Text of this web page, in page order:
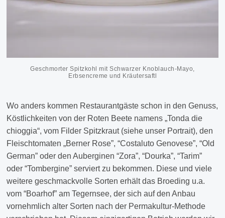
Geschmorter Spitzkohl mit Schwarzer Knoblauch-Mayo,
Erbsencreme und Kräutersaftl
Wo anders kommen Restaurantgäste schon in den Genuss,
Köstlichkeiten von der Roten Beete namens „Tonda die
chioggia“, vom Filder Spitzkraut (siehe unser Portrait), den
Fleischtomaten „Berner Rose”, “Costaluto Genovese”, “Old
German” oder den Auberginen “Zora”, “Dourka”, “Tarim”
oder “Tombergine” serviert zu bekommen. Diese und viele
weitere geschmackvolle Sorten erhält das Broeding u.a.
vom “Boarhof” am Tegernsee, der sich auf den Anbau
vornehmlich alter Sorten nach der Permakultur-Methode